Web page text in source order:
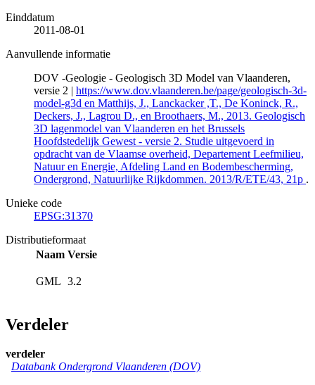
Einddatum
2011-08-01
Aanvullende informatie
DOV -Geologie - Geologisch 3D Model van Vlaanderen,
versie 2 | https://www.dov.vlaanderen.be/page/geologisch-3d-
model-g3d en Matthijs, J., Lanckacker ,T., De Koninck, R.,
Deckers, J., Lagrou D., en Broothaers, M., 2013. Geologisch
3D lagenmodel van Vlaanderen en het Brussels
Hoofdstedelijk Gewest - versie 2. Studie uitgevoerd in
opdracht van de Vlaamse overheid, Departement Leefmilieu,
Natuur en Energie, Afdeling Land en Bodembescherming,
Ondergrond, Natuurlijke Rijkdommen. 2013/R/ETE/43, 21p .
Unieke code
EPSG:31370
Distributieformaat
Naam Versie
GML 3.2
Verdeler
verdeler
Databank Ondergrond Vlaanderen (DOV)